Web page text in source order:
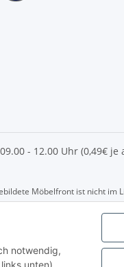
notwendig,
- 12.00 Uhr (0,49€
Möbelfront ist nicht im